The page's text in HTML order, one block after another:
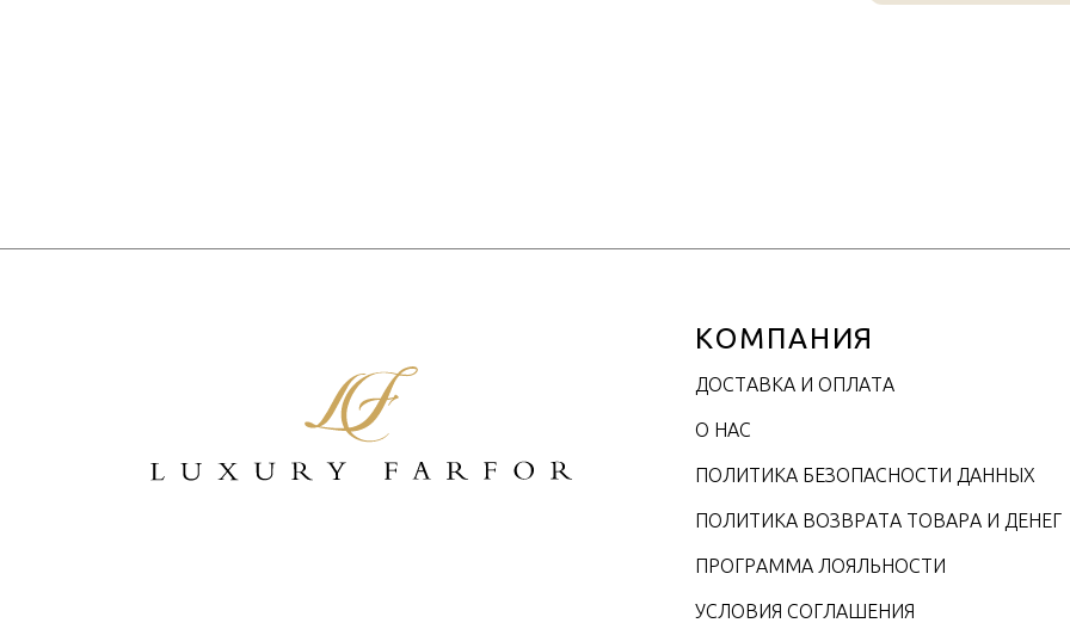
КОМПАНИЯ
ДОСТАВКА И ОПЛАТА
О НАС
ПОЛИТИКА БЕЗОПАСНОСТИ ДАННЫХ
ПОЛИТИКА ВОЗВРАТА ТОВАРА И ДЕНЕГ
ПРОГРАММА ЛОЯЛЬНОСТИ
УСЛОВИЯ СОГЛАШЕНИЯ